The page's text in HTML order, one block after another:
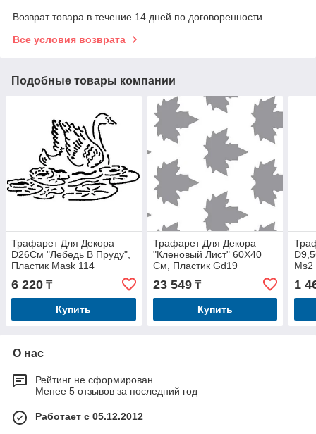
Возврат товара в течение 14 дней по договоренности
Все условия возврата
Подобные товары компании
Трафарет Для Декора
D26См "Лебедь В Пруду",
Пластик Mask 114
6 220 ₸
Купить
Трафарет Для Декора
"Кленовый Лист" 60Х40
См, Пластик Gd19
23 549₸
Купить
Ms2
1
О нас
Рейтинг не сформирован
Менее 5 отзывов за последний год
Работает с 05.12.2012